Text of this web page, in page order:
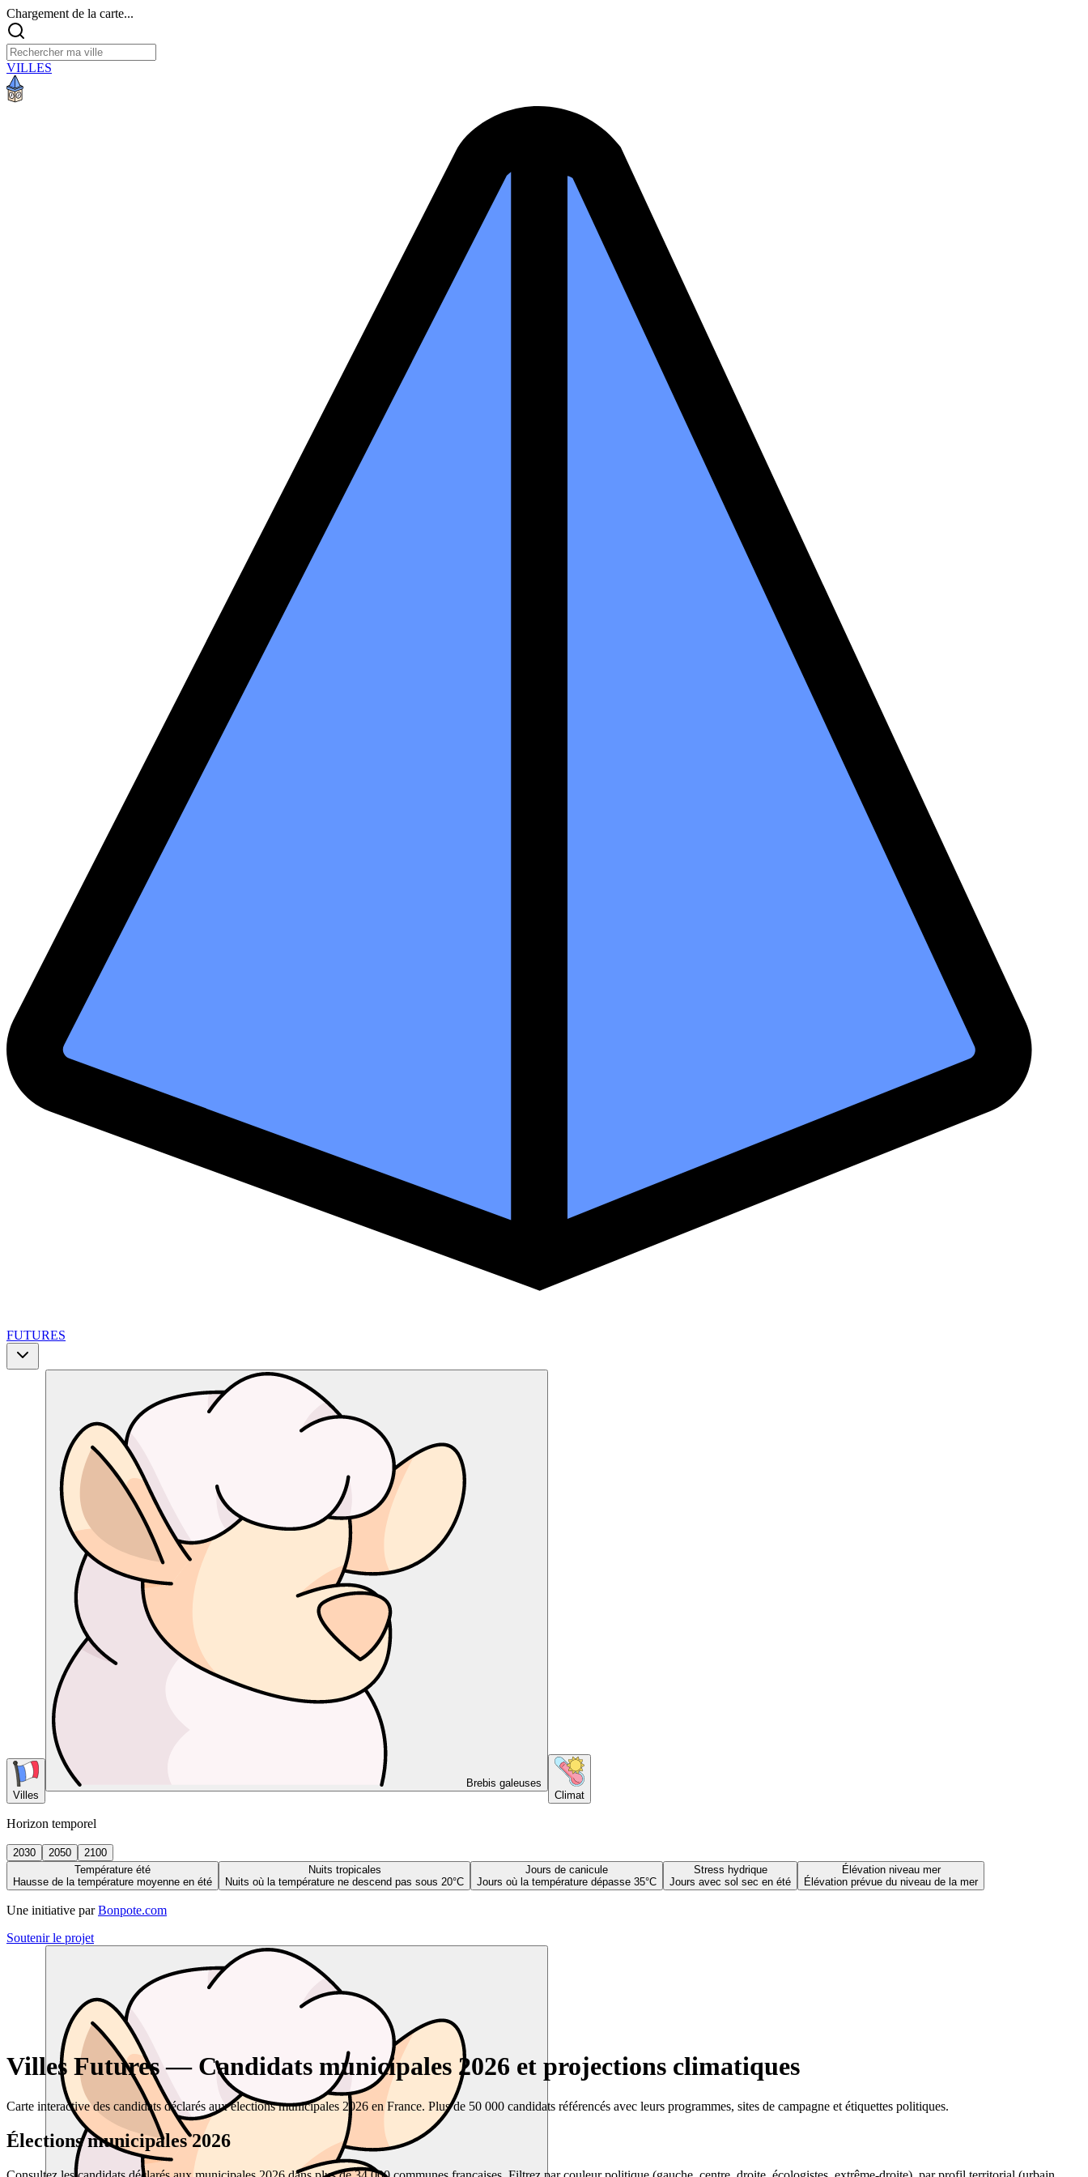
Chargement de la carte...
VILLES
FUTURES
Villes
Brebis galeuses
Climat
Horizon temporel
2030 2050
2100
Température été
Hausse de la température moyenne en été
Nuits tropicales
Nuits où la température ne descend pas sous 20°C
Jours de canicule
Jours où la température dépasse 35°C
Stress hydrique
Jours avec sol sec en été
Élévation niveau mer
Élévation prévue du niveau de la mer
Une initiative par Bonpote.com
Soutenir le projet
Villes Futures — Candidats municipales 2026 et projections climatiques
Carte interactive des candidats déclarés aux élections municipales 2026 en France. Plus de 50 000 candidats référencés avec leurs programmes, sites de campagne et étiquettes politiques.
Élections municipales 2026